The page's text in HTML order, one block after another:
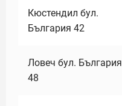
Кюстендил бул.
България 42
Ловеч бул. България
48